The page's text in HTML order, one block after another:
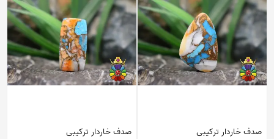
صدف خاردار ترکیبی صدف خاردار ترکیبی